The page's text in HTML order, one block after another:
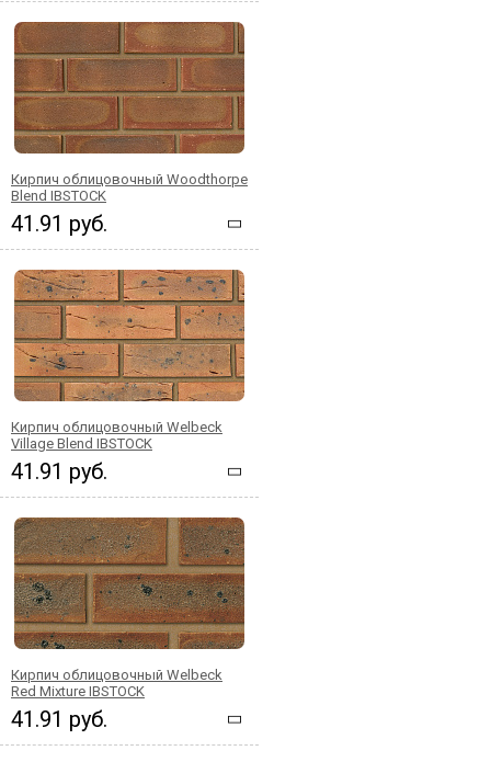
Кирпич облицовочный Woodthorpe
Blend IBSTOCK
41.91 руб.
Кирпич облицовочный Welbeck
Village Blend IBSTOCK
41.91 руб.
Кирпич облицовочный Welbeck
Red Mixture IBSTOCK
41.91 руб.